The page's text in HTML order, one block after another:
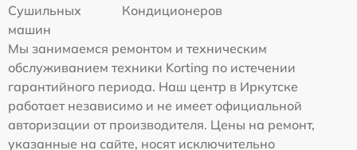
Сушильных
машин
Кондиционеров
Мы занимаемся ремонтом и техническим
обслуживанием техники Korting по истечении
гарантийного периода. Наш центр в Иркутске
работает независимо и не имеет официальной
авторизации от производителя. Цены на ремонт,
указанные на сайте, носят исключительно